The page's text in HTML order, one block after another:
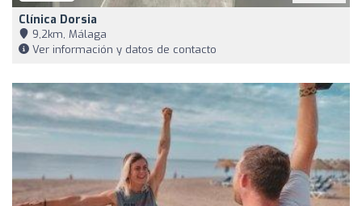
Clínica Dorsia
9,2km, Málaga
Ver información y datos de contacto